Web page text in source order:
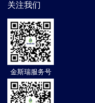
关注我们
金斯瑞服务号